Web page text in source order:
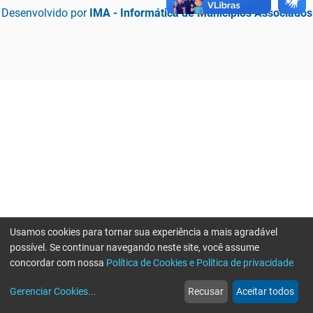
Desenvolvido por IMA - Informática de Municípios Associados
web
Notícias
more_horiz
Mais
Usamos cookies para tornar sua experiência a mais agradável
possível. Se continuar navegando neste site, você assume
concordar com nossa Política de Cookies e Política de privacidade
Gerenciar Cookies... Recusar Aceitar todos
Erro ao enviar informações, por favor tente novamente